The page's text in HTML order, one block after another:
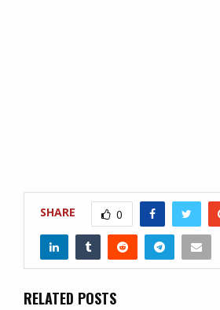
SHARE 0
RELATED POSTS